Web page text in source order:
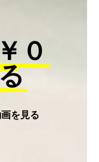
０
を見る